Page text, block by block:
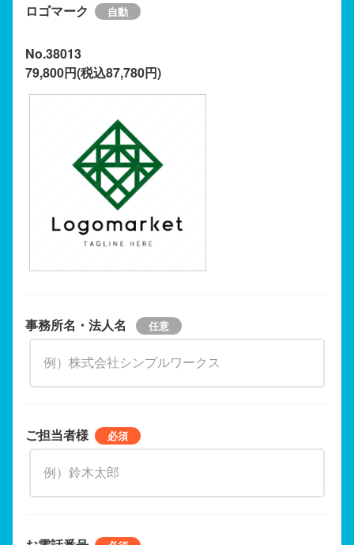
ロゴマーク
No.38013
79,800円(税込87,780円)
事務所名・法人名
ご担当者様